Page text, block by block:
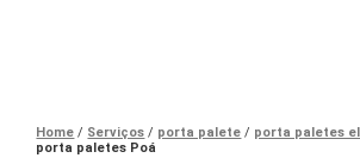
Home Serviços porta palete
porta paletes
porta paletes Poá